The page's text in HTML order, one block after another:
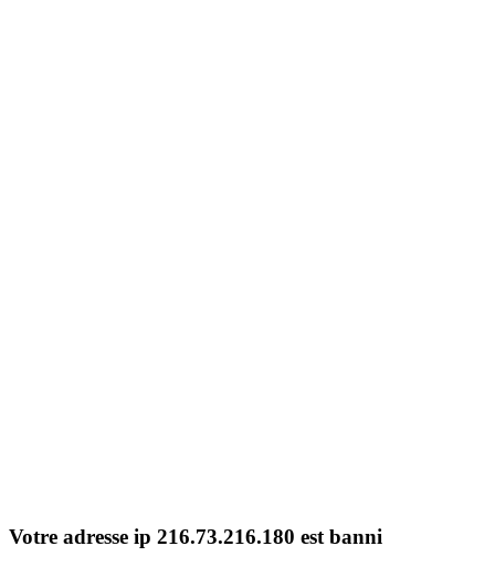
Votre adresse ip 216.73.216.180 est banni